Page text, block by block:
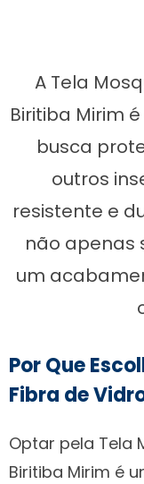
A Tela
Biritiba Mirim
busca
outros
resistente e
não apenas
um
Por Que
Fibra de
Optar pela Tela
Biritiba Mirim é